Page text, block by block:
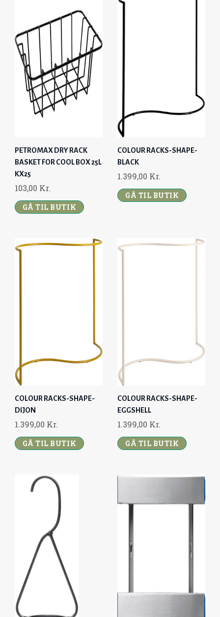
PETROMAX DRY RACK
BASKET FOR COOL BOX 25L
KX25
103,00 Kr.
GÅ TIL BUTIK
COLOUR RACKS-SHAPE-
BLACK
1.399,00 Kr.
GÅ TIL BUTIK
COLOUR RACKS-SHAPE-
DIJON
1.399,00 Kr.
GÅ TIL BUTIK
COLOUR RACKS-SHAPE-
EGGSHELL
1.399,00 Kr.
GÅ TIL BUTIK